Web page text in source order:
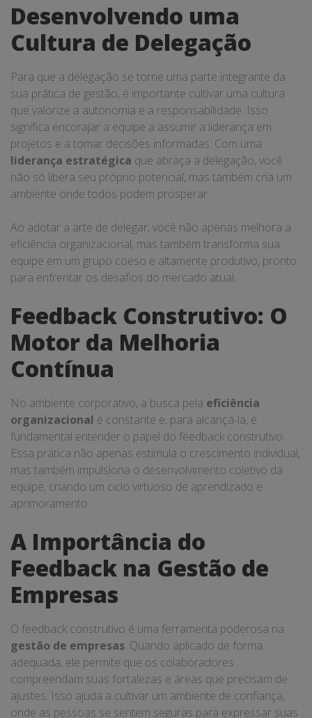
Desenvolvendo uma
Cultura de Delegação
Para que a delegação se torne uma parte integrante da
sua prática de gestão, é importante cultivar uma cultura
que valorize a autonomia e a responsabilidade. Isso
significa encorajar a equipe a assumir a liderança em
projetos e a tomar decisões informadas. Com uma
liderança estratégica que abraça a delegação, você
não só libera seu próprio potencial, mas também cria um
ambiente onde todos podem prosperar.
Ao adotar a arte de delegar, você não apenas melhora a
eficiência organizacional, mas também transforma sua
equipe em um grupo coeso e altamente produtivo, pronto
para enfrentar os desafios do mercado atual.
Feedback Construtivo: O
Motor da Melhoria
Contínua
No ambiente corporativo, a busca pela eficiência
organizacional é constante e, para alcançá-la, é
fundamental entender o papel do feedback construtivo.
Essa prática não apenas estimula o crescimento individual,
mas também impulsiona o desenvolvimento coletivo da
equipe, criando um ciclo virtuoso de aprendizado e
aprimoramento.
A Importância do
Feedback na Gestão de
Empresas
O feedback construtivo é uma ferramenta poderosa na
gestão de empresas. Quando aplicado de forma
adequada, ele permite que os colaboradores
compreendam suas fortalezas e áreas que precisam de
ajustes. Isso ajuda a cultivar um ambiente de confiança,
onde as pessoas se sentem seguras para expressar suas